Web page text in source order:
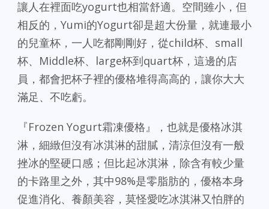
讓人在裡面吃yogurt也相當舒適。空間雖小，但
相反的，Yumi的Yogurt卻是超大份量，就連最小
的兒童杯，一人吃都剛剛好，從child杯、small
杯、Middle杯、large杯到quart杯，這邊的店
員，都會把杯子裡的優格堆得高高的，讓你大大
滿足、不吃虧。
『Frozen Yogurt霜凍優格』，也就是優格冰淇
淋，細緻但沒有冰淇淋的甜膩，清涼但沒有一般
挫冰的堅硬口感；但比起冰淇淋，除含有較少量
的卡路里之外，其中98%是零脂肪的，優格本身
促進消化、養顏美容，莫怪愛吃冰淇淋又怕胖的